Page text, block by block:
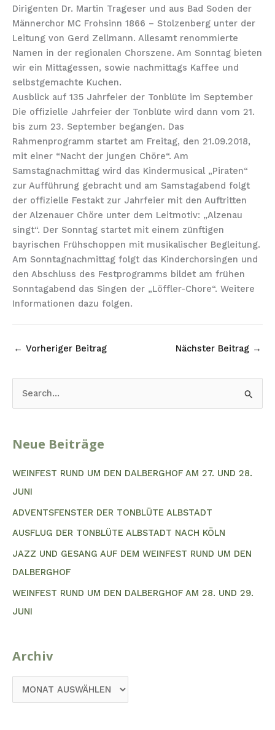
Dirigenten Dr. Martin Trageser und aus Bad Soden der
Männerchor MC Frohsinn 1866 – Stolzenberg unter der
Leitung von Gerd Zellmann. Allesamt renommierte
Namen in der regionalen Chorszene. Am Sonntag bieten
wir ein Mittagessen, sowie nachmittags Kaffee und
selbstgemachte Kuchen.
Ausblick auf 135 Jahrfeier der Tonblüte im September
Die offizielle Jahrfeier der Tonblüte wird dann vom 21.
bis zum 23. September begangen. Das
Rahmenprogramm startet am Freitag, den 21.09.2018,
mit einer “Nacht der jungen Chöre“. Am
Samstagnachmittag wird das Kindermusical „Piraten“
zur Aufführung gebracht und am Samstagabend folgt
der offizielle Festakt zur Jahrfeier mit den Auftritten
der Alzenauer Chöre unter dem Leitmotiv: „Alzenau
singt“. Der Sonntag startet mit einem zünftigen
bayrischen Frühschoppen mit musikalischer Begleitung.
Am Sonntagnachmittag folgt das Kinderchorsingen und
den Abschluss des Festprogramms bildet am frühen
Sonntagabend das Singen der „Löffler-Chore“. Weitere
Informationen dazu folgen.
← Vorheriger Beitrag Nächster Beitrag →
H
E
N
N
Neue Beiträge
WEINFEST RUND UM DEN DALBERGHOF AM 27. UND 28.
JUNI
ADVENTSFENSTER DER TONBLÜTE ALBSTADT
AUSFLUG DER TONBLÜTE ALBSTADT NACH KÖLN
JAZZ UND GESANG AUF DEM WEINFEST RUND UM DEN
DALBERGHOF
WEINFEST RUND UM DEN DALBERGHOF AM 28. UND 29.
JUNI
Archiv